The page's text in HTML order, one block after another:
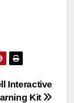
Interactive
Kit